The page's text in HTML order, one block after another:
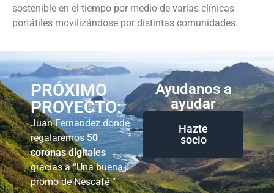
sostenible en el tiempo por medio de varias clínicas
portátiles movilizándose por distintas comunidades.
PRÓXIMO
PROYECTO:
Juan Fernandez donde
regalaremos 50
coronas digitales
gracias a “Una buena
promo de Nescafé “
Ayudanos a
ayudar
Hazte
socio